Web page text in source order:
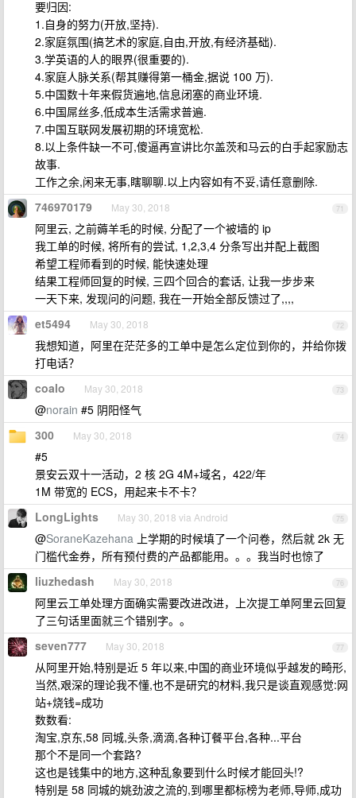
要归因:
1.自身的努力(开放,坚持).
2.家庭氛围(搞艺术的家庭,自由,开放,有经济基础).
3.学英语的人的眼界(很重要的).
4.家庭人脉关系(帮其赚得第一桶金,据说 100 万).
5.中国数十年来假货遍地,信息闭塞的商业环境.
6.中国屌丝多,低成本生活需求普遍.
7.中国互联网发展初期的环境宽松.
8.以上条件缺一不可,傻逼再宣讲比尔盖茨和马云的白手起家励志
故事.
工作之余,闲来无事,瞎聊聊.以上内容如有不妥,请任意删除.
71
746970179 May 30, 2018
阿里云, 之前薅羊毛的时候, 分配了一个被墙的 ip
我工单的时候, 将所有的尝试, 1,2,3,4 分条写出并配上截图
希望工程师看到的时候, 能快速处理
结果工程师回复的时候, 三四个回合的套话, 让我一步步来
一天下来, 发现问的问题, 我在一开始全部反馈过了,,,,
72
et5494 May 30, 2018
我想知道，阿里在茫茫多的工单中是怎么定位到你的，并给你拨
打电话？
73
coalo May 30, 2018
@norain #5 阴阳怪气
74
300 May 30, 2018
#5
景安云双十一活动，2 核 2G 4M+域名，422/年
1M 带宽的 ECS，用起来卡不卡？
75
LongLights May 30, 2018 via Android
@SoraneKazehana 上学期的时候填了一个问卷，然后就 2k 无
门槛代金券，所有预付费的产品都能用。。。我当时也惊了
76
liuzhedash May 30, 2018
阿里云工单处理方面确实需要改进改进，上次提工单阿里云回复
了三句话里面就三个错别字。。
77
seven777 May 30, 2018
从阿里开始,特别是近 5 年以来,中国的商业环境似乎越发的畸形,
当然,艰深的理论我不懂,也不是研究的材料,我只是谈直观感觉:网
站+烧钱=成功
数数看:
淘宝,京东,58 同城,头条,滴滴,各种订餐平台,各种...平台
那个不是同一个套路?
这也是钱集中的地方,这种乱象要到什么时候才能回头!?
特别是 58 同城的姚劲波之流的,到哪里都标榜为老师,导师,成功